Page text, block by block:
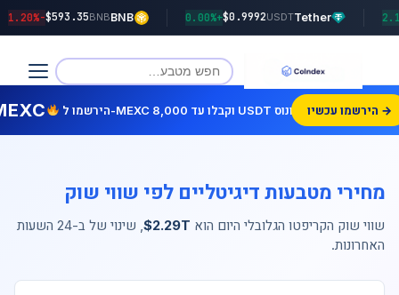
Tether
USDT
$0.9992
+0.00%
BNB
BNB
$593.35
-1.20%
הירשמו עכשיו →
מחירי מטבעות דיגיטליים לפי שווי שוק
שווי שוק הקריפטו הגלובלי היום הוא $2.29T, שינוי של
ב-24 השעות
האחרונות.